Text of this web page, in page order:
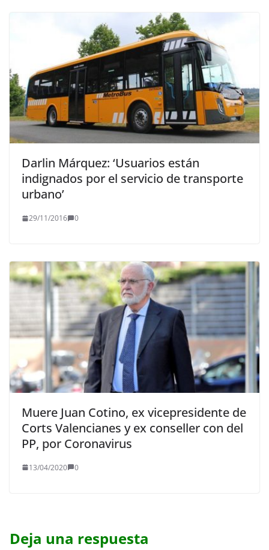
Darlin Márquez: ‘Usuarios están
indignados por el servicio de transporte
urbano’
29/11/2016 0
Muere Juan Cotino, ex vicepresidente de
Corts Valencianes y ex conseller con del
PP, por Coronavirus
13/04/2020 0
Deja una respuesta